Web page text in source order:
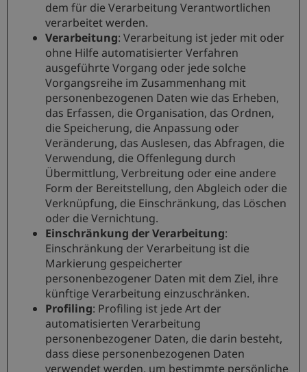
dem für die Verarbeitung Verantwortlichen
verarbeitet werden.
Verarbeitung: Verarbeitung ist jeder mit oder
ohne Hilfe automatisierter Verfahren
ausgeführte Vorgang oder jede solche
Vorgangsreihe im Zusammenhang mit
personenbezogenen Daten wie das Erheben,
das Erfassen, die Organisation, das Ordnen,
die Speicherung, die Anpassung oder
Veränderung, das Auslesen, das Abfragen, die
Verwendung, die Offenlegung durch
Übermittlung, Verbreitung oder eine andere
Form der Bereitstellung, den Abgleich oder die
Verknüpfung, die Einschränkung, das Löschen
oder die Vernichtung.
Einschränkung der Verarbeitung:
Einschränkung der Verarbeitung ist die
Markierung gespeicherter
personenbezogener Daten mit dem Ziel, ihre
künftige Verarbeitung einzuschränken.
Profiling: Profiling ist jede Art der
automatisierten Verarbeitung
personenbezogener Daten, die darin besteht,
dass diese personenbezogenen Daten
verwendet werden, um bestimmte persönliche